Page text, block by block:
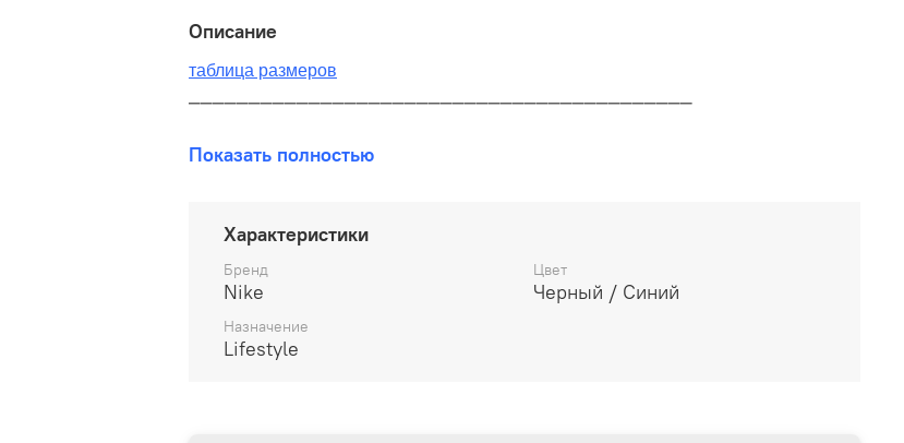
Описание
таблица размеров
__________________________________________
Бесплатная доставка:
По всей России от 10 до 14 дней
Почтой России 1 классом
Показать полностью
Характеристики
Бренд
Nike
Цвет
Черный / Синий
Назначение
Lifestyle